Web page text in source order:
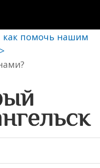
как помочь нашим